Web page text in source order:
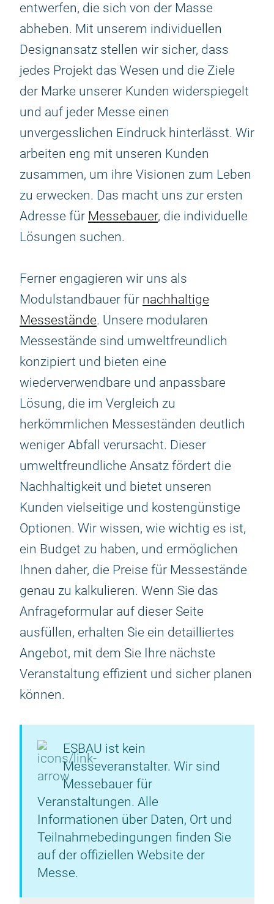
entwerfen, die sich von der Masse
abheben. Mit unserem individuellen
Designansatz stellen wir sicher, dass
jedes Projekt das Wesen und die Ziele
der Marke unserer Kunden widerspiegelt
und auf jeder Messe einen
unvergesslichen Eindruck hinterlässt. Wir
arbeiten eng mit unseren Kunden
zusammen, um ihre Visionen zum Leben
zu erwecken. Das macht uns zur ersten
Adresse für Messebauer, die individuelle
Lösungen suchen.
Ferner engagieren wir uns als
Modulstandbauer für nachhaltige
Messestände. Unsere modularen
Messestände sind umweltfreundlich
konzipiert und bieten eine
wiederverwendbare und anpassbare
Lösung, die im Vergleich zu
herkömmlichen Messeständen deutlich
weniger Abfall verursacht. Dieser
umweltfreundliche Ansatz fördert die
Nachhaltigkeit und bietet unseren
Kunden vielseitige und kostengünstige
Optionen. Wir wissen, wie wichtig es ist,
ein Budget zu haben, und ermöglichen
Ihnen daher, die Preise für Messestände
genau zu kalkulieren. Wenn Sie das
Anfrageformular auf dieser Seite
ausfüllen, erhalten Sie ein detailliertes
Angebot, mit dem Sie Ihre nächste
Veranstaltung effizient und sicher planen
können.
ESBAU ist kein
Messeveranstalter. Wir sind
Messebauer für
Veranstaltungen. Alle
Informationen über Daten, Ort und
Teilnahmebedingungen finden Sie
auf der offiziellen Website der
Messe.